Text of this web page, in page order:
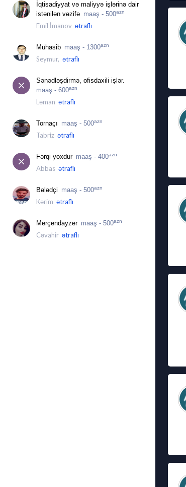
İqtisadiyyat və maliyyə işlərinə dair
istənilən vəzifə maaş - 500azn
Emil İmanov ətraflı
Mühasib maaş - 1300azn
Seymur, ətraflı
Sənədləşdirmə, ofisdaxili işlər.
maaş - 600azn
Ləman ətraflı
Tornaçı maaş - 500azn
Tabriz ətraflı
Fərqi yoxdur maaş - 400azn
Abbas ətraflı
Bələdçi maaş - 500azn
Kərim ətraflı
Merçendayzer maaş - 500azn
Cəvahir ətraflı